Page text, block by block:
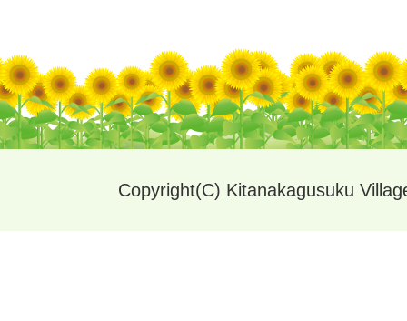
Copyright(C) Kitanakagusuku